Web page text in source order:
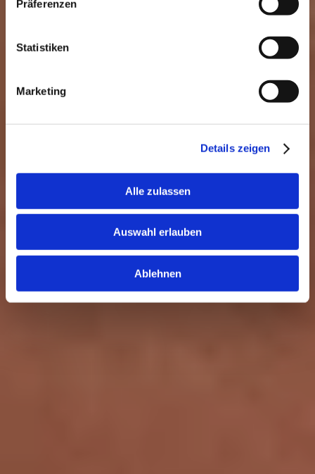
Präferenzen
Statistiken
Marketing
Details zeigen
Alle zulassen
Auswahl erlauben
Ablehnen